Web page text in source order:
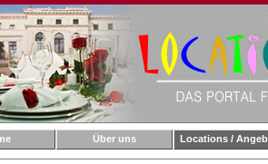
Über uns Locations /